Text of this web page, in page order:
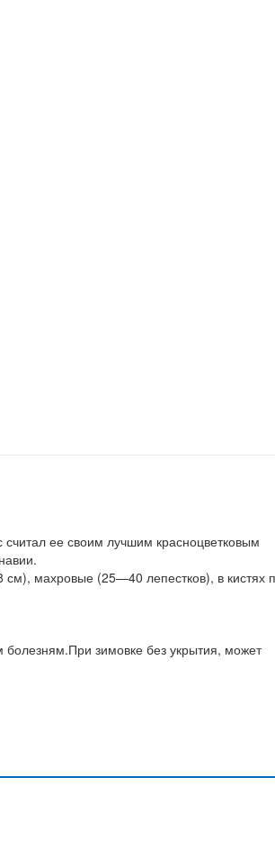
ее своим лучшим красноцветковым
см), махровые (25—40 лепестков), в кистях
зимовке без укрытия, может